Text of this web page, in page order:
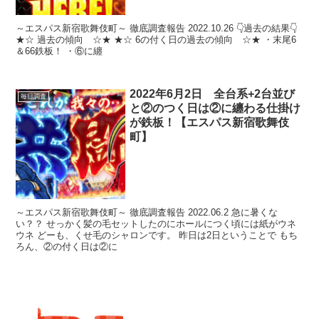
～エスパス新宿歌舞伎町～ 徹底調査報告 2022.10.26 👇過去の結果👇
★☆ 過去の傾向 ☆★ ★☆ 6の付く日の過去の傾向 ☆★ ・末尾6
＆66鉄板！ ・⑥に纏
毎日調査
2022年6月2日 全台系+2台並び
と②のつく日は②に纏わる仕掛け
が鉄板！【エスパス新宿歌舞伎
町】
～エスパス新宿歌舞伎町～ 徹底調査報告 2022.06.2 急に暑くな
い？？ せっかく髪の毛セットしたのにホールにつく頃には紙がウネ
ウネ どーも、くせ毛のシャロンです。 昨日は2日ということで もち
ろん、②の付く日は②に